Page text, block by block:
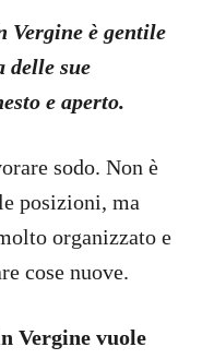
Vergine è gentile
delle sue
e aperto.
sodo. Non è
posizioni, ma
organizzato e
cose nuove.
Vergine vuole